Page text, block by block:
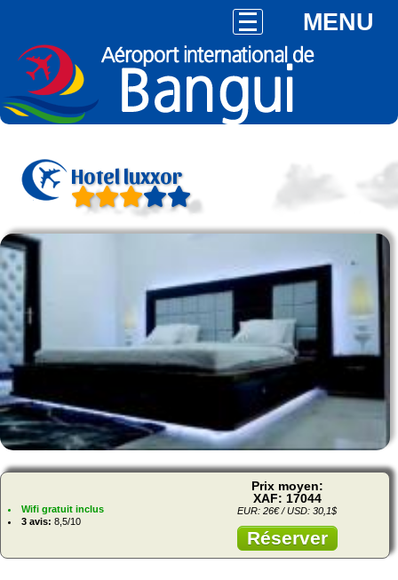
MENU
Hotel luxxor
Wifi gratuit inclus
3 avis: 8,5/10
Prix moyen:
XAF: 17044
EUR: 26€ / USD: 30,1$
Réserver